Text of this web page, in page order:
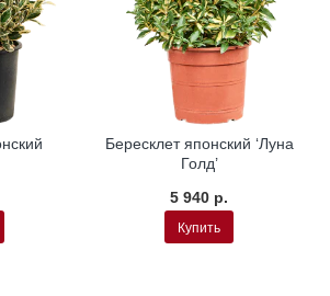
Бересклет японский ‘Луна
Голд’
5 940 р.
Купить